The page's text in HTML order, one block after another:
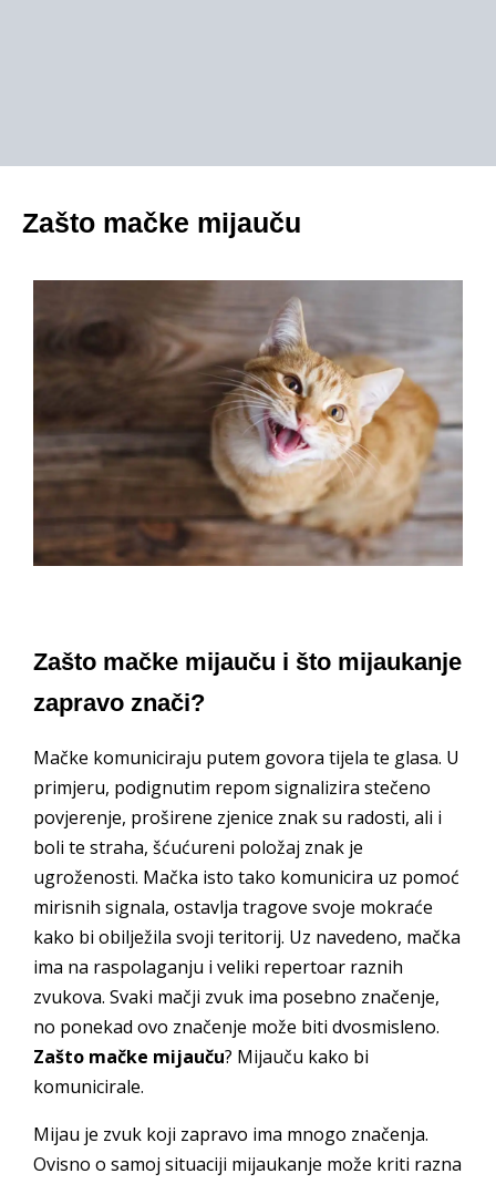
Zašto mačke mijauču
Zašto mačke mijauču i što mijaukanje
zapravo znači?
Mačke komuniciraju putem govora tijela te glasa. U
primjeru, podignutim repom signalizira stečeno
povjerenje, proširene zjenice znak su radosti, ali i
boli te straha, šćućureni položaj znak je
ugroženosti. Mačka isto tako komunicira uz pomoć
mirisnih signala, ostavlja tragove svoje mokraće
kako bi obilježila svoji teritorij. Uz navedeno, mačka
ima na raspolaganju i veliki repertoar raznih
zvukova. Svaki mačji zvuk ima posebno značenje,
no ponekad ovo značenje može biti dvosmisleno.
Zašto mačke mijauču? Mijauču kako bi
komunicirale.
Mijau je zvuk koji zapravo ima mnogo značenja.
Ovisno o samoj situaciji mijaukanje može kriti razna